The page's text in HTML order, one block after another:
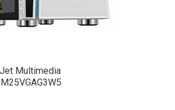
Multimedia